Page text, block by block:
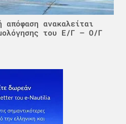
ανακαλείται
του Ε/Γ – Ο/Γ